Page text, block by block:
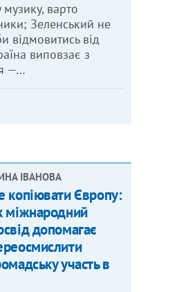
варто
Зеленський не
відмовитись від
виповзає з
—…
ІВАНОВА
копіювати Європу:
міжнародний
допомагає
участь в